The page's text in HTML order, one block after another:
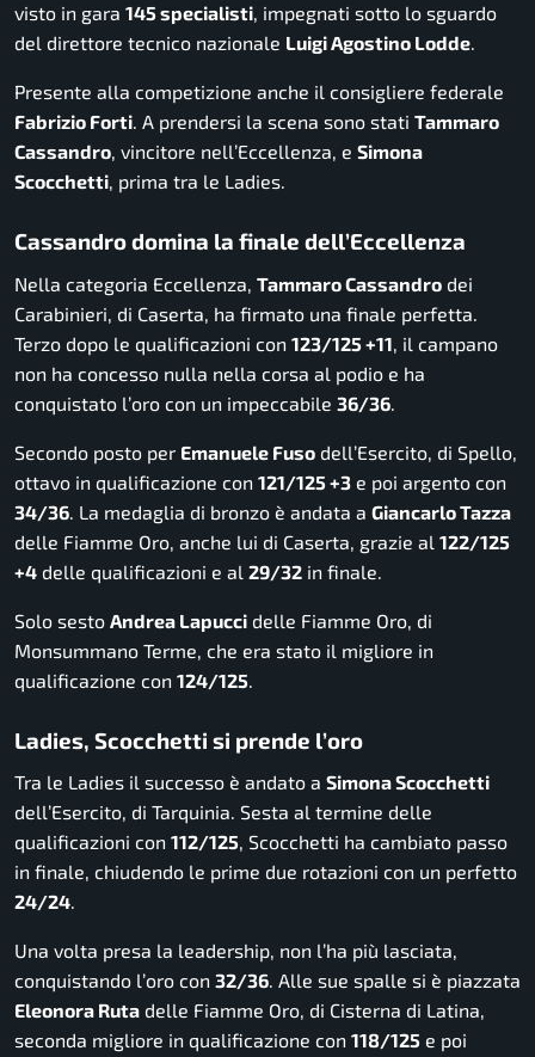
visto in gara 145 specialisti, impegnati sotto lo sguardo
del direttore tecnico nazionale Luigi Agostino Lodde.
Presente alla competizione anche il consigliere federale
Fabrizio Forti. A prendersi la scena sono stati Tammaro
Cassandro, vincitore nell’Eccellenza, e Simona
Scocchetti, prima tra le Ladies.
Cassandro domina la finale dell’Eccellenza
Nella categoria Eccellenza, Tammaro Cassandro dei
Carabinieri, di Caserta, ha firmato una finale perfetta.
Terzo dopo le qualificazioni con 123/125 +11 , il campano
non ha concesso nulla nella corsa al podio e ha
conquistato l’oro con un impeccabile 36/36
Secondo posto per Emanuele Fuso dell’Esercito, di Spello,
ottavo in qualificazione con 121/125 +3 e poi argento con
34/36 . La medaglia di bronzo è andata a Giancarlo Tazza
delle Fiamme Oro, anche lui di Caserta, grazie al 122/125
+4 delle qualificazioni e al 29/32 in finale.
Solo sesto Andrea Lapucci delle Fiamme Oro, di
Monsummano Terme, che era stato il migliore in
qualificazione con 124/125
Ladies, Scocchetti si prende l’oro
Tra le Ladies il successo è andato a Simona Scocchetti
dell’Esercito, di Tarquinia. Sesta al termine delle
qualificazioni con 112/125, Scocchetti ha cambiato passo
in finale, chiudendo le prime due rotazioni con un perfetto
24/24.
Una volta presa la leadership, non l’ha più lasciata,
conquistando l’oro con 32/36. Alle sue spalle si è piazzata
Eleonora Ruta delle Fiamme Oro, di Cisterna di Latina,
seconda migliore in qualificazione con 118/125 e poi